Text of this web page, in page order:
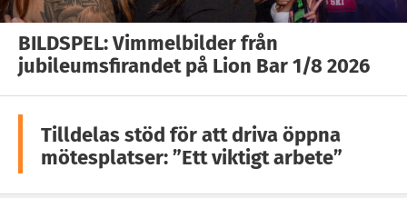
BILDSPEL: Vimmelbilder från
jubileumsfirandet på Lion Bar 1/8 2026
Tilldelas stöd för att driva öppna
mötesplatser: ”Ett viktigt arbete”